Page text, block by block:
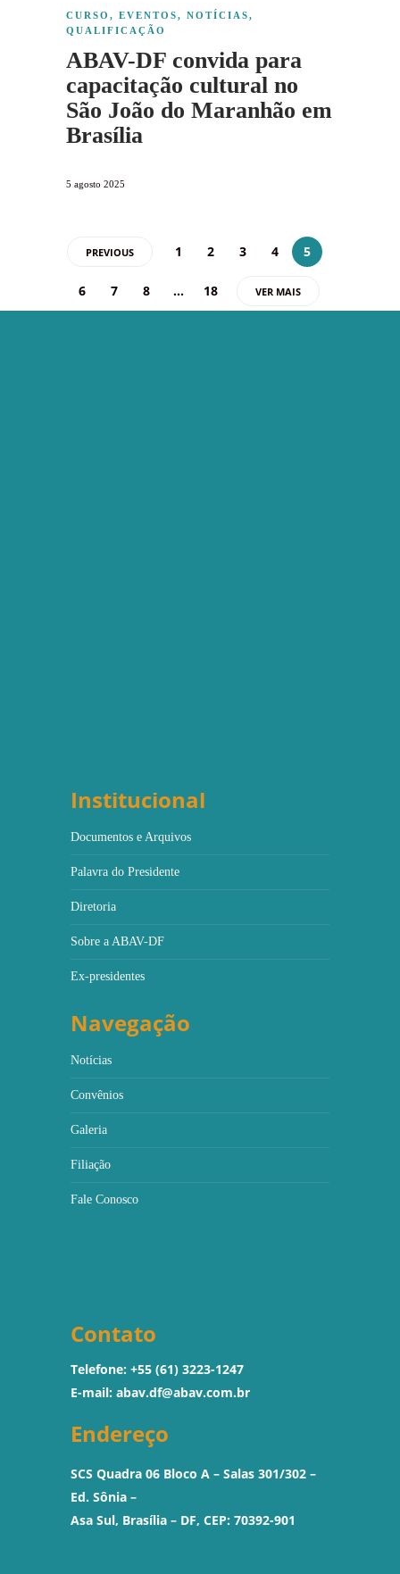
CURSO , EVENTOS, NOTÍCIAS,
QUALIFICAÇÃO
ABAV-DF convida para
capacitação cultural no
São João do Maranhão em
Brasília
5 agosto 2025
PREVIOUS 1 2 3 4 5
6 7 8 … 18 VER MAIS
Institucional
Documentos e Arquivos
Palavra do Presidente
Diretoria
Sobre a ABAV-DF
Ex-presidentes
Navegação
Notícias
Convênios
Galeria
Filiação
Fale Conosco
Contato
Telefone: +55 (61) 3223-1247
E-mail: abav.df@abav.com.br
Endereço
SCS Quadra 06 Bloco A – Salas 301/302 –
Ed. Sônia –
Asa Sul, Brasília – DF, CEP: 70392-901